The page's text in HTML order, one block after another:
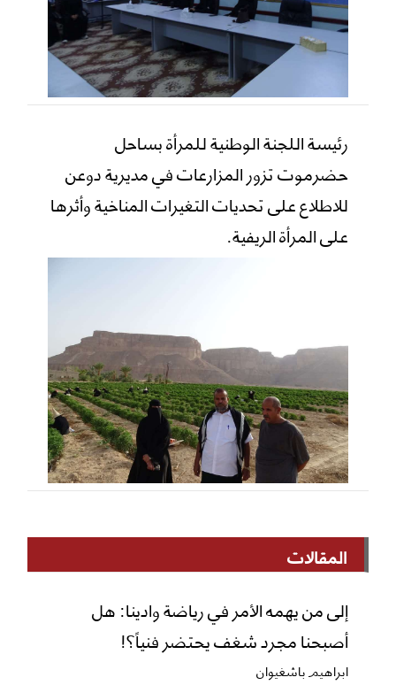
رئيسة اللجنة الوطنية للمرأة بساحل
حضرموت تزور المزارعات في مديرية دوعن
للاطلاع على تحديات التغيرات المناخية وأثرها
على المرأة الريفية.
المقالات
إلى من يهمه الأمر في رياضة وادينا: هل
أصبحنا مجرد شغف يحتضر فنياً؟!
ابراهيم باشغيوان